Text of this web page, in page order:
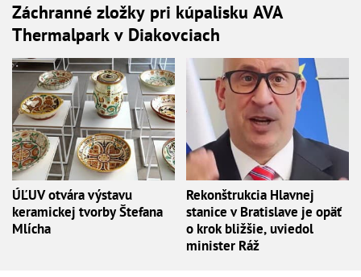
Záchranné zložky pri kúpalisku AVA
Thermalpark v Diakovciach
ÚĽUV otvára výstavu
keramickej tvorby Štefana
Mlícha
Rekonštrukcia Hlavnej
stanice v Bratislave je opäť
o krok bližšie, uviedol
minister Ráž